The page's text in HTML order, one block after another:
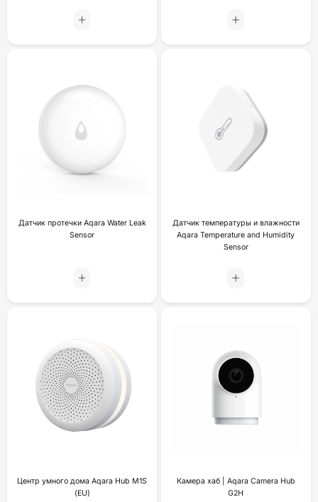
Датчик протечки Aqara Water Leak
Sensor
Датчик температуры и влажности
Aqara Temperature and Humidity
Sensor
Центр умного дома Aqara Hub M1S
(EU)
Камера хаб | Aqara Camera Hub
G2H